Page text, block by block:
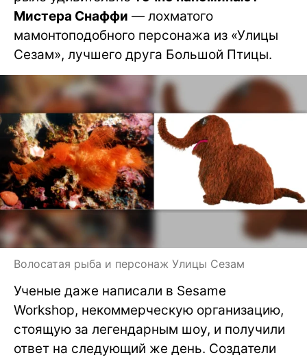
Мистера Снаффи — лохматого
мамонтоподобного персонажа из «Улицы
Сезам», лучшего друга Большой Птицы.
Волосатая рыба и персонаж Улицы Сезам
Ученые даже написали в Sesame
Workshop, некоммерческую организацию,
стоящую за легендарным шоу, и получили
ответ на следующий же день. Создатели